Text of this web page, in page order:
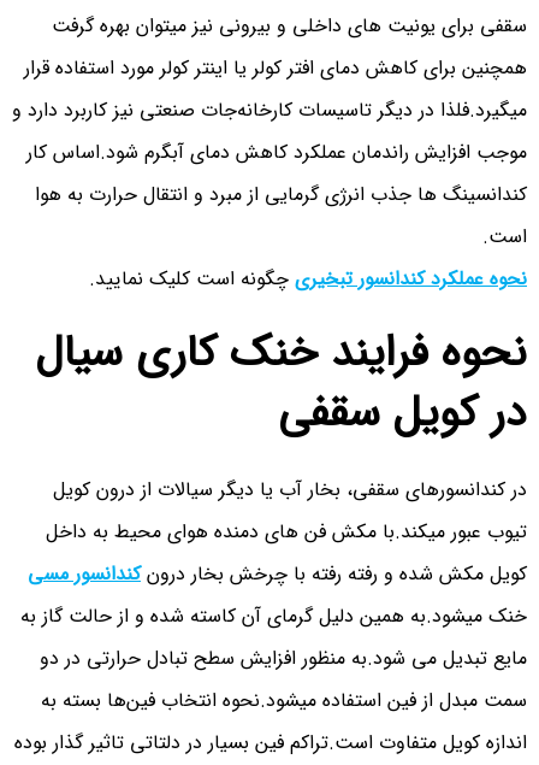
سقفی برای یونیت های داخلی و بیرونی نیز میتوان بهره گرفت
همچنین برای کاهش دمای افتر کولر یا اینتر کولر مورد استفاده قرار
میگیرد.فلذا در دیگر تاسیسات کارخانه‌جات صنعتی نیز کاربرد دارد و
موجب افزایش راندمان عملکرد کاهش دمای آبگرم شود.اساس کار
کندانسینگ ها جذب انرژی گرمایی از مبرد و انتقال حرارت به هوا
است.
نحوه عملکرد کندانسور تبخیری چگونه است کلیک نمایید.
نحوه فرایند خنک کاری سیال
در کویل سقفی
در کندانسورهای سقفی، بخار آب یا دیگر سیالات از درون کویل
تیوب عبور میکند.با مکش فن های دمنده هوای محیط به داخل
کویل مکش شده و رفته رفته با چرخش بخار درونکندانسور مسی
خنک میشود.به همین دلیل گرمای آن کاسته شده و از حالت گاز به
مایع تبدیل می شود.به منظور افزایش سطح تبادل حرارتی در دو
سمت مبدل از فین استفاده میشود.نحوه انتخاب فین‌ها بسته به
اندازه کویل متفاوت است.تراکم فین بسیار در دلتاتی تاثیر گذار بوده